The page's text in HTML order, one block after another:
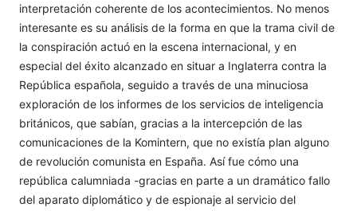
interpretación coherente de los acontecimientos. No menos
interesante es su análisis de la forma en que la trama civil de
la conspiración actuó en la escena internacional, y en
especial del éxito alcanzado en situar a Inglaterra contra la
República española, seguido a través de una minuciosa
exploración de los informes de los servicios de inteligencia
británicos, que sabían, gracias a la intercepción de las
comunicaciones de la Komintern, que no existía plan alguno
de revolución comunista en España. Así fue cómo una
república calumniada -gracias en parte a un dramático fallo
del aparato diplomático y de espionaje al servicio del